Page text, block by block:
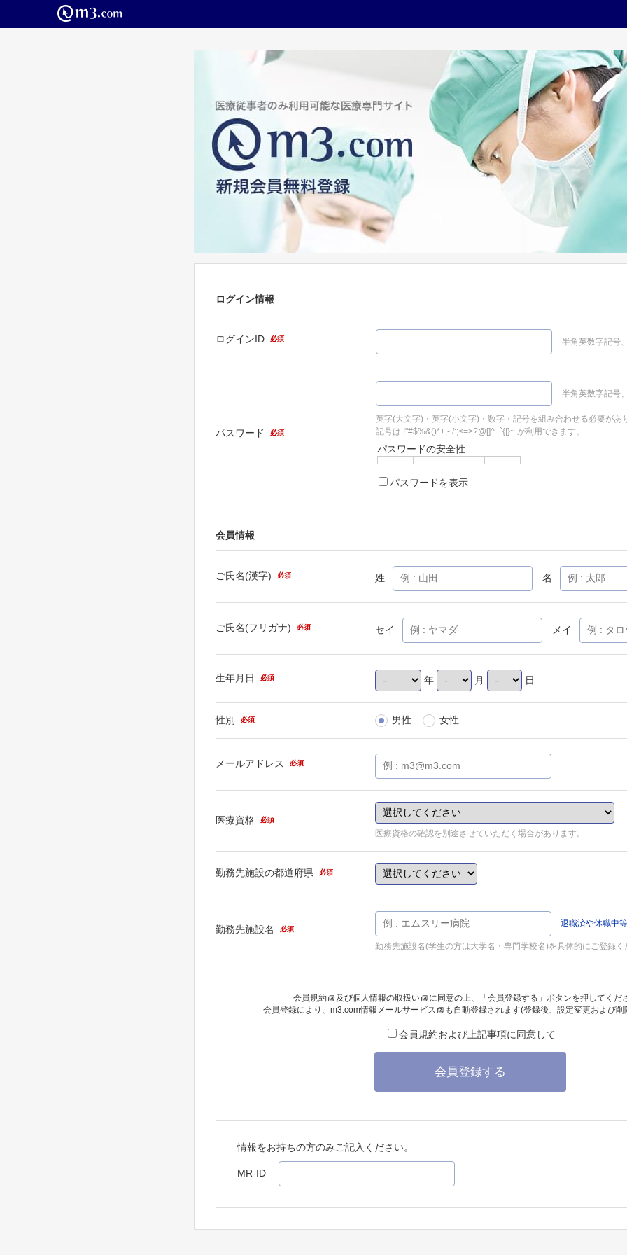
ログイン情報
ログインID 必須 半角英数字記号
パスワード 必須
半角英数字記号
英字(大文字)・英字(小文字)・数字・記号を組み合わせる必要があ
記号は !"#$%&()*+,-./:;<=>?@[]^_`{|}~ が利用できます。
パスワードの安全性
パスワードを表示
会員情報
ご氏名(漢字) 必須 姓 名
ご氏名(フリガナ) 必須 セイ メイ
生年月日 必須 年 月 日
性別 必須 男性 女性
メールアドレス 必須
医療資格 必須
医療資格の確認を別途させていただく場合があります。
勤務先施設の都道府県 必須
勤務先施設名 必須
退職済や休職中
勤務先施設名(学生の方は大学名・専門学校名)を具体的にご登録く
会員規約 及び個人情報の取扱い
に同意の上、「会員登録する」ボタンを押してくだ
会員登録により、 m3.com情報メールサービス も自動登録されます(登録後、設定変更および
会員規約および上記事項に同意して
会員登録する
情報をお持ちの方のみご記入ください。
MR-ID